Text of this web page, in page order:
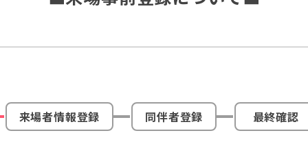
来場者情報登録 同伴者登録 最終確認